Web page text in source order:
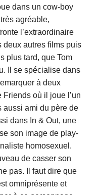
dans un cow-boy
agréable,
l’extraordinaire
deux autres films puis
plus tard, que Tom
Il se spécialise dans
à deux
Friends où il joue l’un
aussi ami du père de
dans In & Out, une
son image de play-
homosexuel.
de casser son
pas. Il faut dire que
omniprésente et